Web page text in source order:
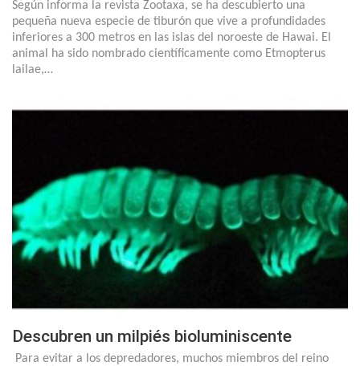
Según informa la revista Zootaxa, se ha descubierto una
pequeña nueva especie de tiburón que vive a profundidades
inferiores a 300 metros en las islas del noroeste de Hawai. El
animal ha sido nombrado científicamente como Etmopterus
lailae,…
Descubren un milpiés bioluminiscente
Para evitar a los depredadores, muchos miembros del reino